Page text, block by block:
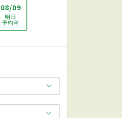
08/09
明日
予約可